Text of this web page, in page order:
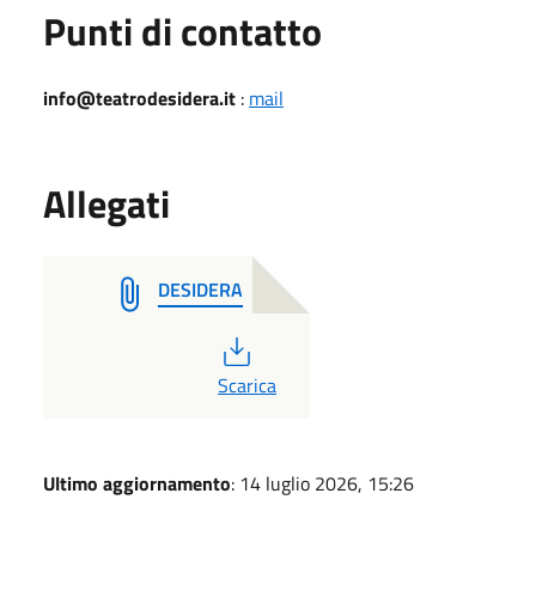
Punti di contatto
info@teatrodesidera.it : mail
Allegati
DESIDERA
PDF
Scarica
Ultimo aggiornamento: 14 luglio 2026, 15:26